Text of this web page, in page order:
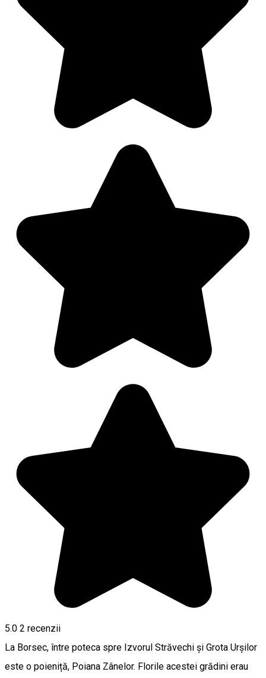
5.0 2 recenzii
La Borsec, între poteca spre Izvorul Străvechi și Grota Urșilor
este o poieniță, Poiana Zânelor. Florile acestei grădini erau